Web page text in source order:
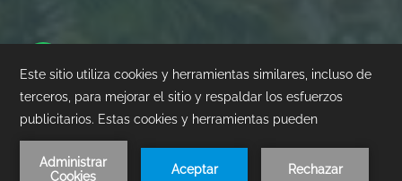
©2026- Mundo Imperial | Diseñado por